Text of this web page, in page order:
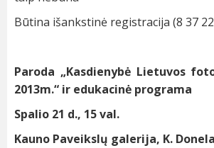
Būtina išankstinė registracija (8 37
Paroda „Kasdienybė Lietuvos
2013m.“ ir edukacinė programa
Spalio 21 d., 15 val.
Kauno Paveikslų galerija, K.